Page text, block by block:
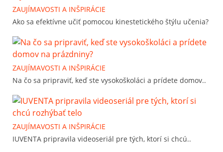
ZAUJÍMAVOSTI A INŠPIRÁCIE
Ako sa efektívne učiť pomocou kinestetického štýlu učenia?
ZAUJÍMAVOSTI A INŠPIRÁCIE
Na čo sa pripraviť, keď ste vysokoškoláci a prídete domov..
ZAUJÍMAVOSTI A INŠPIRÁCIE
IUVENTA pripravila videoseriál pre tých, ktorí si chcú..